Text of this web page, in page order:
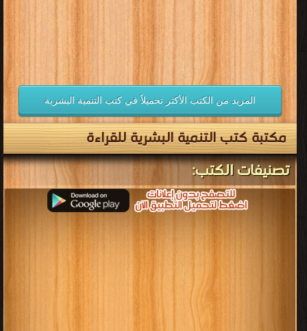
المزيد من الكتب الأكثر تحميلاً في كتب التنمية البشرية
مكتبة كتب التنمية البشرية للقراءة
تصنيفات الكتب: